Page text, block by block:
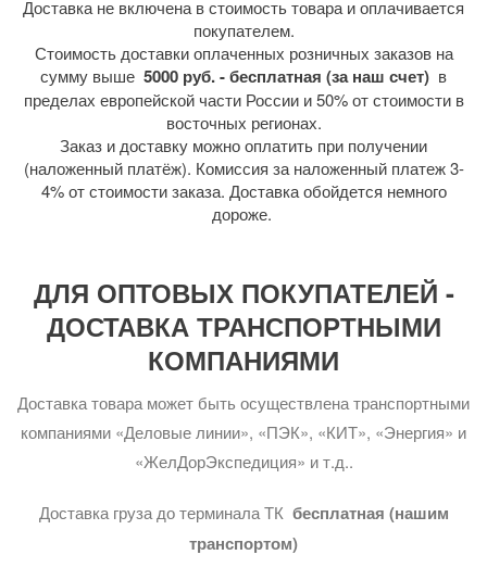
Доставка не включена в стоимость товара и оплачивается
покупателем.
Стоимость доставки оплаченных розничных заказов на
сумму выше 5000 руб. - бесплатная (за наш счет) в
пределах европейской части России и 50% от стоимости в
восточных регионах.
Заказ и доставку можно оплатить при получении
(наложенный платёж). Комиссия за наложенный платеж 3-
4% от стоимости заказа. Доставка обойдется немного
дороже.
ДЛЯ ОПТОВЫХ ПОКУПАТЕЛЕЙ -
ДОСТАВКА ТРАНСПОРТНЫМИ
КОМПАНИЯМИ
Доставка товара может быть осуществлена транспортными
компаниями «Деловые линии», «ПЭК», «КИТ», «Энергия» и
«ЖелДорЭкспедиция» и т.д..
Доставка груза до терминала ТК бесплатная (нашим
транспортом)